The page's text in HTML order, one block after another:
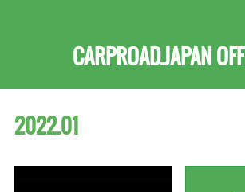
CARPROAD.JAPAN
2022.01